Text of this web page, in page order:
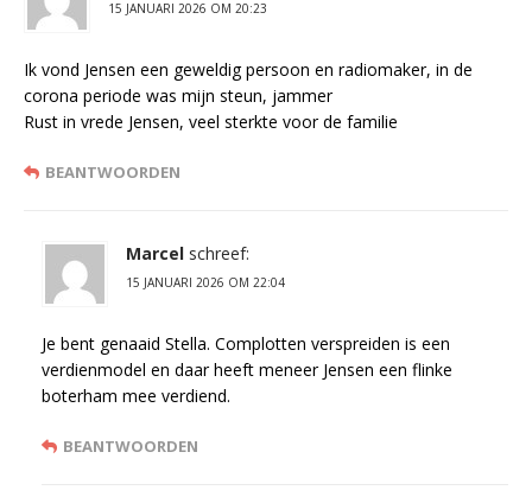
15 JANUARI 2026 OM 20:23
Ik vond Jensen een geweldig persoon en radiomaker, in de
corona periode was mijn steun, jammer
Rust in vrede Jensen, veel sterkte voor de familie
BEANTWOORDEN
Marcel schreef:
15 JANUARI 2026 OM 22:04
Je bent genaaid Stella. Complotten verspreiden is een
verdienmodel en daar heeft meneer Jensen een flinke
boterham mee verdiend.
BEANTWOORDEN